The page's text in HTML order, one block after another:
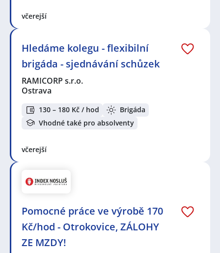
včerejší
Hledáme kolegu - flexibilní
brigáda - sjednávání schůzek
RAMICORP s.r.o.
Ostrava
130 – 180 Kč / hod
Brigáda
Vhodné také pro absolventy
včerejší
Pomocné práce ve výrobě 170
Kč/hod - Otrokovice, ZÁLOHY
ZE MZDY!